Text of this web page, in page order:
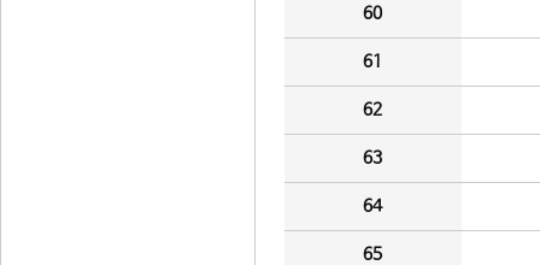
60
61
62
63
64
65